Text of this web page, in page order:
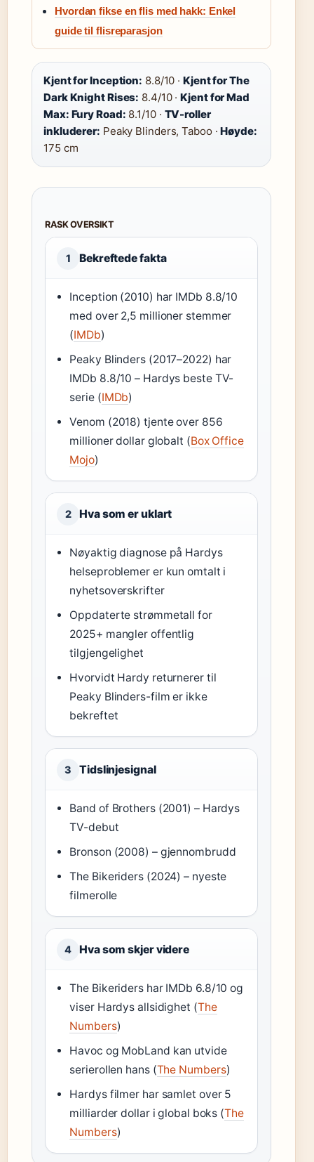
Hvordan fikse en flis med hakk: Enkel
guide til flisreparasjon
Kjent for Inception: 8.8/10 · Kjent for The
Dark Knight Rises: 8.4/10 ·Kjent for Mad
Max: Fury Road: 8.1/10 · TV-roller
inkluderer: Peaky Blinders, Taboo ·Høyde:
175 cm
RASK OVERSIKT
1 Bekreftede fakta
Inception (2010) har IMDb 8.8/10
med over 2,5 millioner stemmer
(IMDb)
Peaky Blinders (2017–2022) har
IMDb 8.8/10 – Hardys beste TV-
serie (IMDb)
Venom (2018) tjente over 856
millioner dollar globalt (Box Office
Mojo)
2 Hva som er uklart
Nøyaktig diagnose på Hardys
helseproblemer er kun omtalt i
nyhetsoverskrifter
Oppdaterte strømmetall for
2025+ mangler offentlig
tilgjengelighet
Hvorvidt Hardy returnerer til
Peaky Blinders-film er ikke
bekreftet
3 Tidslinjesignal
Band of Brothers (2001) – Hardys
TV-debut
Bronson (2008) – gjennombrudd
The Bikeriders (2024) – nyeste
filmerolle
4 Hva som skjer videre
The Bikeriders har IMDb 6.8/10 og
viser Hardys allsidighet (The
Numbers)
Havoc og MobLand kan utvide
serierollen hans (The Numbers)
Hardys filmer har samlet over 5
milliarder dollar i global boks (The
Numbers)